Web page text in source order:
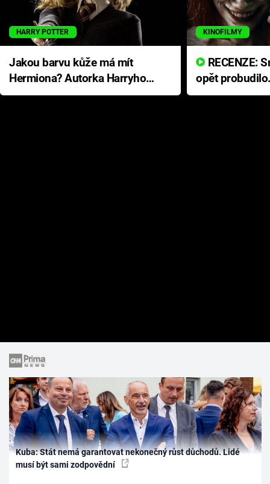
HARRY POTTER
Jakou barvu kůže má mít
Hermiona? Autorka Harryho
Pottera přišla s ráznou
KINOFILMY
opět
přichází s
Kuba: Stát nemá garantovat nekonečný růst důchodů. Lidé
musí být sami zodpovědní